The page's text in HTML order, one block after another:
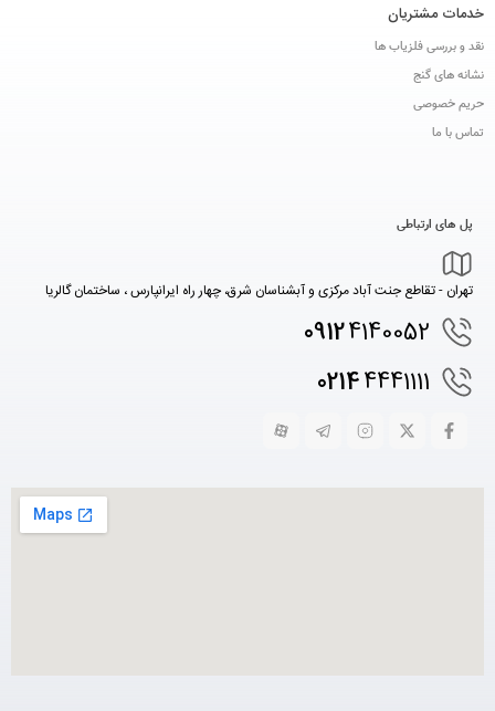
خدمات مشتریان
نقد و بررسی فلزیاب ها
نشانه های گنج
حریم خصوصی
تماس با ما
پل های ارتباطی
تهران - تقاطع جنت آباد مرکزی و آبشناسان شرق، چهار راه ایرانپارس ، ساختمان گالریا
09124140052
02144441111